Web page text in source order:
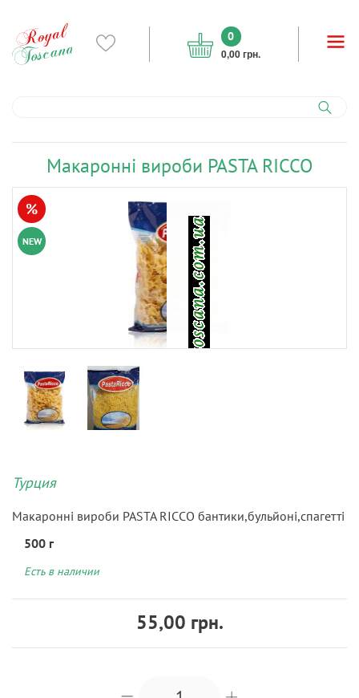
0
0,00 грн.
Макаронні вироби PASTA RICCO
NEW
%
Турция
Макаронні вироби PASTA RICCO бантики,бульйоні,спагетті
500 г
Есть в наличии
55,00 грн.